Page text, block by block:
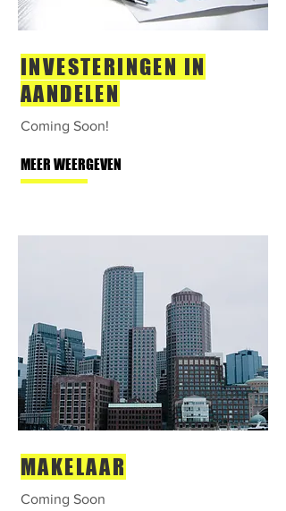
INVESTERINGEN IN
AANDELEN
Coming Soon!
MEER WEERGEVEN
MAKELAAR
Coming Soon